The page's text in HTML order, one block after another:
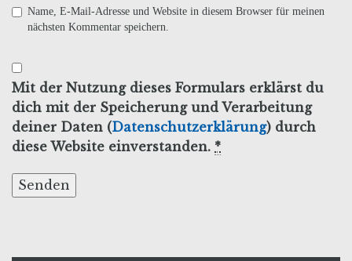
Name, E-Mail-Adresse und Website in diesem Browser für meinen
nächsten Kommentar speichern.
Mit der Nutzung dieses Formulars erklärst du
dich mit der Speicherung und Verarbeitung
deiner Daten (Datenschutzerklärung) durch
diese Website einverstanden. *